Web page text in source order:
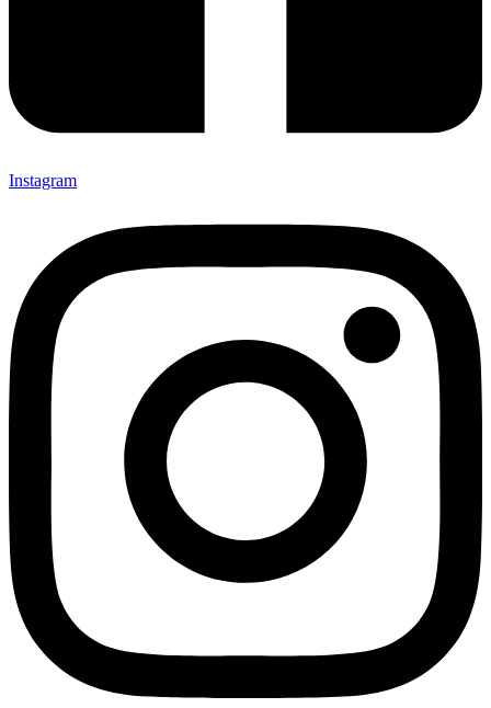
Instagram